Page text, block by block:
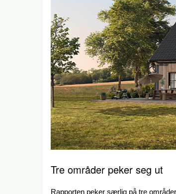
Tre områder peker seg ut
Rapporten peker særlig på tre